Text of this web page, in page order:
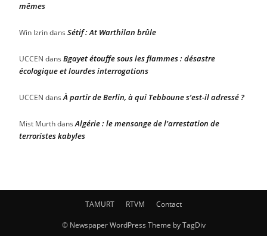
mêmes
Win Izrindans Sétif : At Warthilan brûle
UCCEN dans Bgayet étouffe sous les flammes : désastre
écologique et lourdes interrogations
UCCEN dansÀ partir de Berlin, à qui Tebboune s’est-il adressé ?
Mist MurthdansAlgérie : le mensonge de l’arrestation de
terroristes kabyles
TAMURT RTVM Contact
© Newspaper WordPress Theme by TagDiv